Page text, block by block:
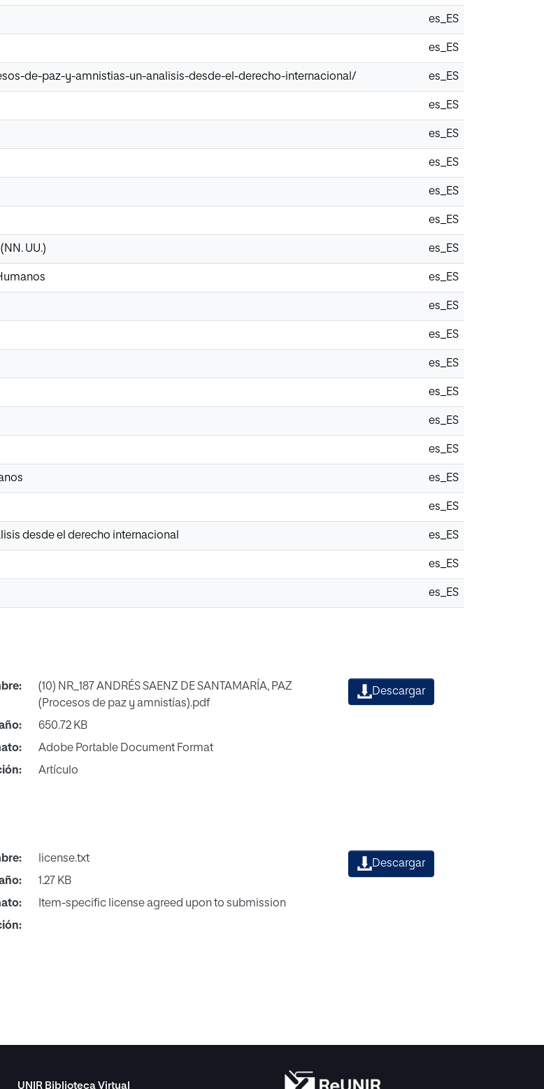
es_ES
es_ES
de-paz-y-amnistias-un-analisis-desde-el-derecho-internacional/ es_ES
es_ES
es_ES
es_ES
es_ES
es_ES
UU.) es_ES
es_ES
es_ES
es_ES
es_ES
es_ES
es_ES
es_ES
es_ES
es_ES
desde el derecho internacional es_ES
es_ES
es_ES
(10) NR_187 ANDRÉS SAENZ DE SANTAMARÍA, PAZ
(Procesos de paz y amnistías).pdf
650.72 KB
Adobe Portable Document Format
Artículo
Descargar
license.txt
1.27 KB
Item-specific license agreed upon to submission
Descargar
UNIR Biblioteca Virtual